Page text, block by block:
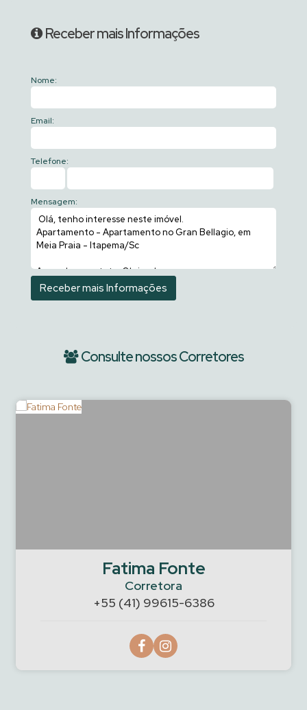
Receber mais Informações
Nome:
Email:
Telefone:
Mensagem:
Consulte nossos Corretores
Fatima Fonte
+55 (41) 99615-6386
Corretora